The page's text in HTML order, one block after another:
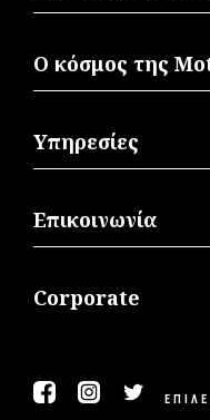
Ο κόσμος της
Υπηρεσίες
Επικοινωνία
Corporate
FacebookInstagram
Twitter